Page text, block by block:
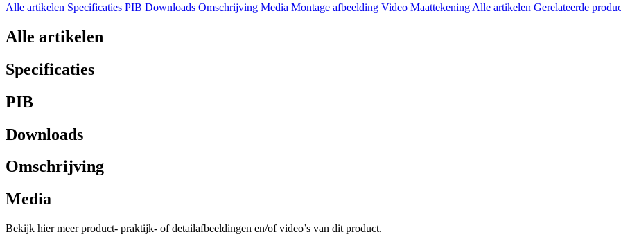
Alle artikelen Specificaties PIB Downloads Omschrijving Media Montage afbeelding Video Maattekening Alle artikelen Gerelateerde
Alle artikelen
Specificaties
PIB
Downloads
Omschrijving
Media
Bekijk hier meer product- praktijk- of detailafbeeldingen en/of video’s van dit product.